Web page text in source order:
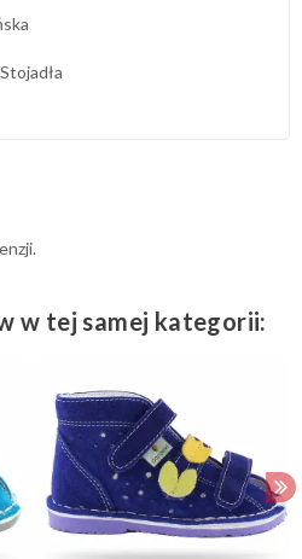
w tej samej kategorii: